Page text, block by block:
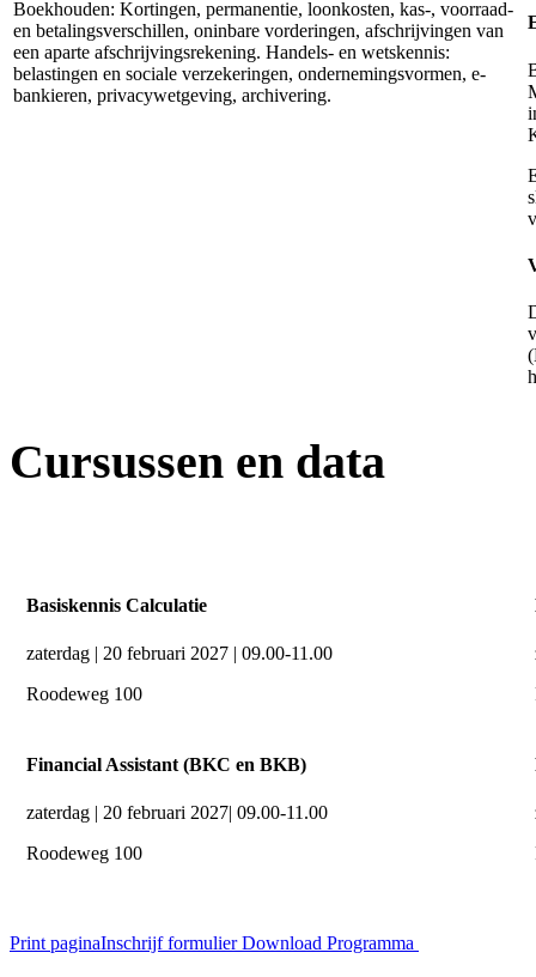
Boekhouden: Kortingen, permanentie, loonkosten, kas-, voorraad-
en betalingsverschillen, oninbare vorderingen, afschrijvingen van
een aparte afschrijvingsrekening. Handels- en wetskennis:
belastingen en sociale verzekeringen, ondernemingsvormen, e-
bankieren, privacywetgeving, archivering.
Cursussen en data
Basiskennis Calculatie
zaterdag | 20 februari 2027 | 09.00-11.00
Roodeweg 100
Financial Assistant (BKC en BKB)
zaterdag | 20 februari 2027| 09.00-11.00
Roodeweg 100
Print paginaInschrijf formulierDownload Programma